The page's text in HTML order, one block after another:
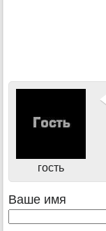
гость
Ваше имя